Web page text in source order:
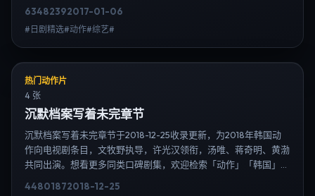
息，延伸检索日韩电视剧、韩剧全集、日剧高清等长尾词。
63482392017-01-06
#日剧精选#动作#综艺#
热门动作片
4 张
沉默档案写着未完章节
沉默档案写着未完章节于2018-12-25收录更新，为2018年韩国动
作向电视剧条目，文牧野执导，许光汉领衔，汤唯、蒋奇明、黄渤
共同出演。想看更多同类口碑剧集，欢迎检索「动作」「韩国」或
44801872018-12-25